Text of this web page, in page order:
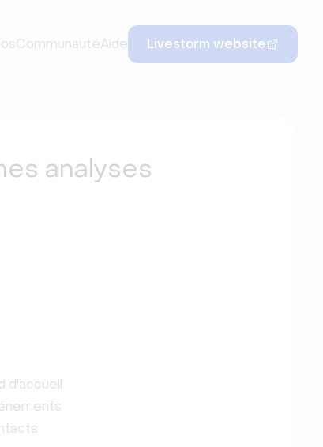
CommunautéAide Livestorm website
analyses
d'accueil